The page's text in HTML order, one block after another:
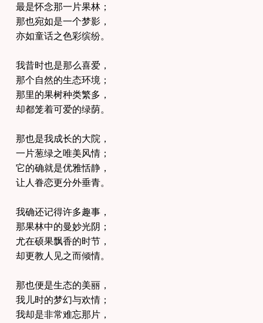
最是怀念那一片果林；
那也宛如是一个梦影，
亦如童话之色彩缤纷。
我昔时也是那么喜爱，
那个自然的生态环境；
那里的果树种类繁多，
却都笼着可爱的绿荫。
那也是我成长的大院，
一片葱绿之唯美风情；
它的确就是优雅恬静，
让人眷恋更分外垂青。
我确还记得许多趣事，
那果林中的曼妙光阴；
尤在硕果飘香的时节，
却更教人见之而倾情。
那也便是生态的美丽，
我儿时的梦幻与欢情；
我却是非常难忘那片，